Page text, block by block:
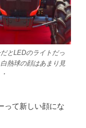
とLEDのライトだっ
熱球の顔はあまり見
って新しい顔にな